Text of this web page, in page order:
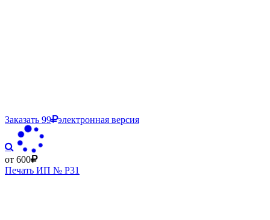
Заказать 99 электронная версия
от 600
Печать ИП № Р31